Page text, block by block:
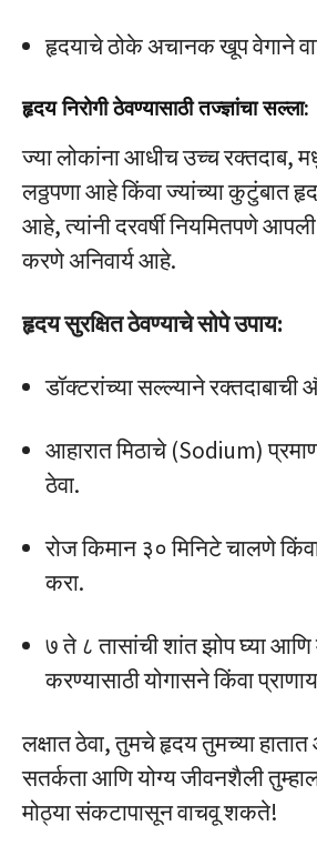
हृदयाचे ठोके अचानक खूप वेगाने
हृदय निरोगी ठेवण्यासाठी तज्ज्ञांचा सल्ला:
ज्या लोकांना आधीच उच्च रक्तदाब,
लठ्ठपणा आहे किंवा ज्यांच्या कुटुंबात
आहे, त्यांनी दरवर्षी नियमितपणे
करणे अनिवार्य आहे.
हृदय सुरक्षित ठेवण्याचे सोपे उपाय:
डॉक्टरांच्या सल्ल्याने
आहारात मिठाचे (Sodium)
ठेवा.
रोज किमान ३० मिनिटे चालणे
करा.
७ ते ८ तासांची शांत झोप घ्या
करण्यासाठी योगासने किंवा
लक्षात ठेवा, तुमचे हृदय तुमच्या
सतर्कता आणि योग्य जीवनशैली
मोठ्या संकटापासून वाचवू शकते!